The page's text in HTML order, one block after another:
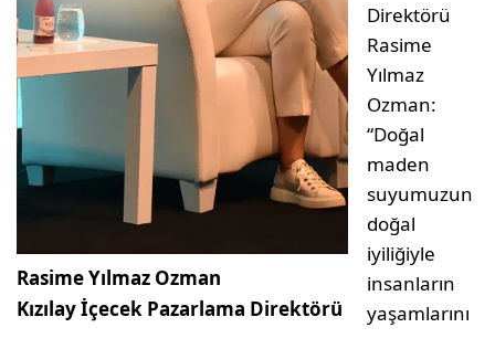
Rasime Yılmaz Ozman
Kızılay İçecek Pazarlama Direktörü
Direktörü
Rasime
Yılmaz
Ozman:
“Doğal
maden
suyumuzun
doğal
iyiliğiyle
insanların
yaşamlarını